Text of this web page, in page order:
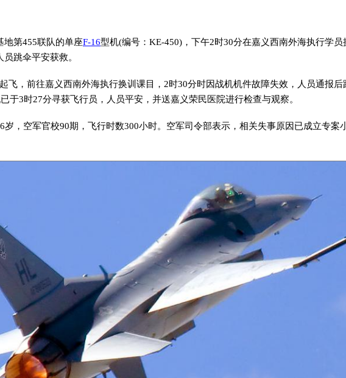
地第455联队的单座F-16型机(编号：KE-450)，下午2时30分在嘉义西南外海执行学员
跳伞平安获救。
飞，前往嘉义西南外海执行换训课目，2时30分时因战机机件故障失效，人员通报后
于3时27分寻获飞行员，人员平安，并送嘉义荣民医院进行检查与观察。
岁，空军官校90期，飞行时数300小时。空军司令部表示，相关失事原因已成立专案